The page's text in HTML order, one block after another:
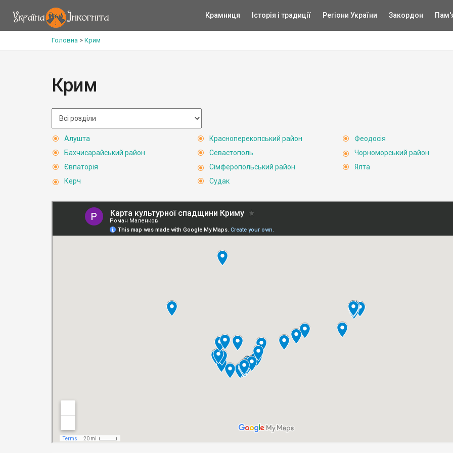
Крамниця Історія і традиції Регіони України Закордон
Головна > Крим
Крим
Алушта
Бахчисарайський район
Євпаторія
Керч
Красноперекопський район
Севастополь
Сімферопольський район
Судак
Феодосія
Чорноморський район
Ялта